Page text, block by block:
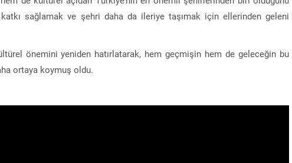
katkı sağlamak ve şehri daha da ileriye taşımak için ellerinden geleni
önemini yeniden hatırlatarak, hem geçmişin hem de geleceğin bu
ortaya koymuş oldu.